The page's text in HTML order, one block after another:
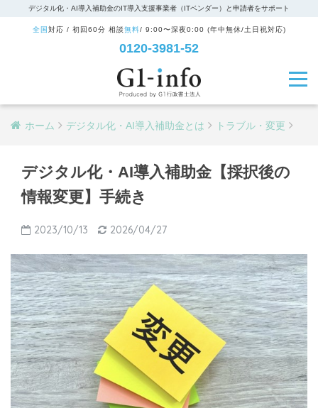
デジタル化・AI導入補助金のIT導入支援事業者（ITベンダー）と申請者をサポート
全国 対応 / 初回60分 相談無料/ 9:00〜深夜0:00 (年中無休/土日祝対応)
0120-3981-52
ホーム デジタル化・AI導入補助金とは トラブル・変更
デジタル化・AI導入補助金【採択後の
情報変更】手続き
2023/10/13 2026/04/27